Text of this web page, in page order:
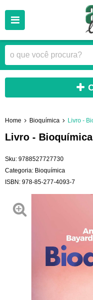
Home Bioquímica Livro -
Livro -
Sku: 9788527727730
Categoria: Bioquímica
ISBN: 978-85-277-4093-7